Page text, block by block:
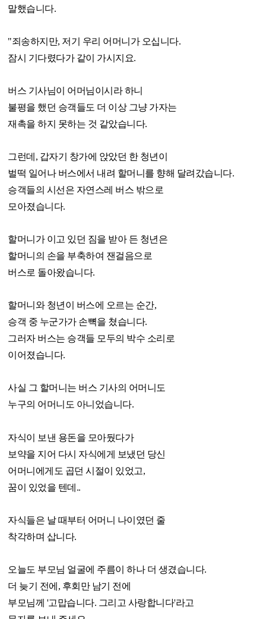
말했습니다.
"죄송하지만, 저기 우리 어머니가 오십니다.
잠시 기다렸다가 같이 가시지요.
버스 기사님이 어머님이시라 하니
불평을 했던 승객들도 더 이상 그냥 가자는
재촉을 하지 못하는 것 같았습니다.
그런데, 갑자기 창가에 앉았던 한 청년이
벌떡 일어나 버스에서 내려 할머니를 향해 달려갔습니다.
승객들의 시선은 자연스레 버스 밖으로
모아졌습니다.
할머니가 이고 있던 짐을 받아 든 청년은
할머니의 손을 부축하여 잰걸음으로
버스로 돌아왔습니다.
할머니와 청년이 버스에 오르는 순간,
승객 중 누군가가 손뼉을 쳤습니다.
그러자 버스는 승객들 모두의 박수 소리로
이어졌습니다.
사실 그 할머니는 버스 기사의 어머니도
누구의 어머니도 아니었습니다.
자식이 보낸 용돈을 모아뒀다가
보약을 지어 다시 자식에게 보냈던 당신
어머니에게도 곱던 시절이 있었고,
꿈이 있었을 텐데..
자식들은 날 때부터 어머니 나이였던 줄
착각하며 삽니다.
오늘도 부모님 얼굴에 주름이 하나 더 생겼습니다.
더 늦기 전에, 후회만 남기 전에
부모님께 '고맙습니다. 그리고 사랑합니다'라고